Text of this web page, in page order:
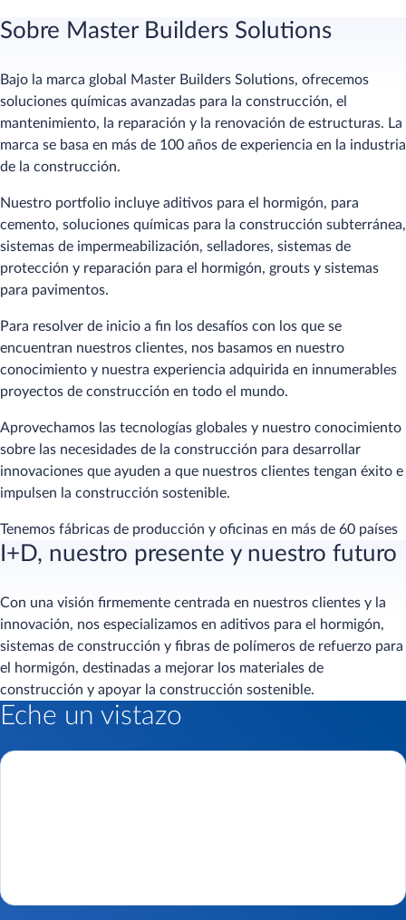
Sobre Master Builders Solutions
Bajo la marca global Master Builders Solutions, ofrecemos
soluciones químicas avanzadas para la construcción, el
mantenimiento, la reparación y la renovación de estructuras. La
marca se basa en más de 100 años de experiencia en la industria
de la construcción.
Nuestro portfolio incluye aditivos para el hormigón, para
cemento, soluciones químicas para la construcción subterránea,
sistemas de impermeabilización, selladores, sistemas de
protección y reparación para el hormigón, grouts y sistemas
para pavimentos.
Para resolver de inicio a fin los desafíos con los que se
encuentran nuestros clientes, nos basamos en nuestro
conocimiento y nuestra experiencia adquirida en innumerables
proyectos de construcción en todo el mundo.
Aprovechamos las tecnologías globales y nuestro conocimiento
sobre las necesidades de la construcción para desarrollar
innovaciones que ayuden a que nuestros clientes tengan éxito e
impulsen la construcción sostenible.
Tenemos fábricas de producción y oficinas en más de 60 países
I+D, nuestro presente y nuestro futuro
Con una visión firmemente centrada en nuestros clientes y la
innovación, nos especializamos en aditivos para el hormigón,
sistemas de construcción y fibras de polímeros de refuerzo para
el hormigón, destinadas a mejorar los materiales de
construcción y apoyar la construcción sostenible.
Eche un vistazo